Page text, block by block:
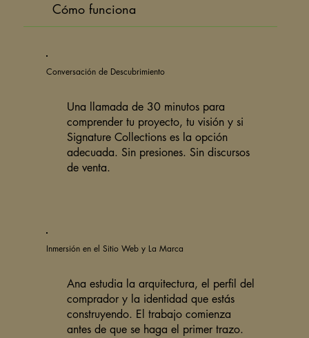
Cómo funciona
Conversación de Descubrimiento
Una llamada de 30 minutos para
comprender tu proyecto, tu visión y si
Signature Collections es la opción
adecuada. Sin presiones. Sin discursos
de venta.
Inmersión en el Sitio Web y La Marca
Ana estudia la arquitectura, el perfil del
comprador y la identidad que estás
construyendo. El trabajo comienza
antes de que se haga el primer trazo.